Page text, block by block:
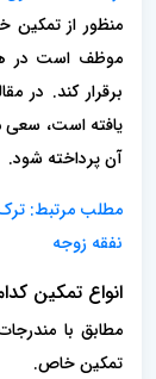
منظور از
موظف است در
برقرار کند. در
یافته است،
آن پرداخته شود.
مطلب مرتبط:
نفقه زوجه
انواع تمکین
مطابق با
تمکین خاص.